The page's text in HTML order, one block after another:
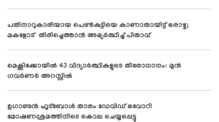
പതിനാറുകാരിയായ പെണ്‍കുട്ടിയെ കാണാതായിട്ട് ഒരാഴ്ച;
മകളോട് തിരിച്ചെത്താന്‍ അഭ്യര്‍ത്ഥിച്ച് പിതാവ്
മെക്സിക്കോയില്‍ 43 വിദ്യാര്‍ത്ഥികളുടെ തിരോധാനം: മുന്‍
ഗവര്‍ണര്‍ അറസ്റ്റില്‍
ഉഗാണ്ടന്‍ ഫുട്‌ബോള്‍ താരം ഡേവിഡ് ഒവോറി
മോഷണശ്രമത്തിനിടെ കൊല ചെയ്യപ്പെട്ടു